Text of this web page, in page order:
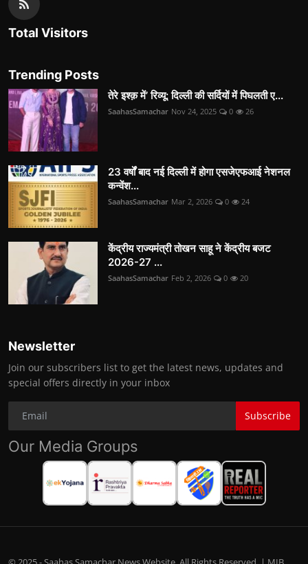
Total Visitors
Trending Posts
तेरे इश्क़ में’ रिव्यू: दिल्ली की सर्दियों में पिघलती ए...
SaahasSamachar Nov 24, 2025 0 26
23 वर्षों बाद नई दिल्ली में होगा एसजेएफआई नेशनल
कन्वेंश...
SaahasSamachar Mar 2, 2026 0 24
केंद्रीय राज्यमंत्री तोखन साहू ने केंद्रीय बजट
2026-27 ...
SaahasSamachar Feb 2, 2026 0 20
Newsletter
Join our subscribers list to get the latest news, updates and
special offers directly in your inbox
Subscribe
Our Media Groups